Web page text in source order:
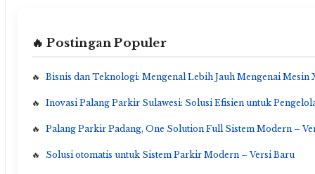
🔥 Postingan Populer
Bisnis dan Teknologi: Mengenal Lebih Jauh Mengenai Mesin
Inovasi Palang Parkir Sulawesi: Solusi Efisien untuk
Palang Parkir Padang, One Solution Full Sistem Modern –
Solusi otomatis untuk Sistem Parkir Modern – Versi Baru